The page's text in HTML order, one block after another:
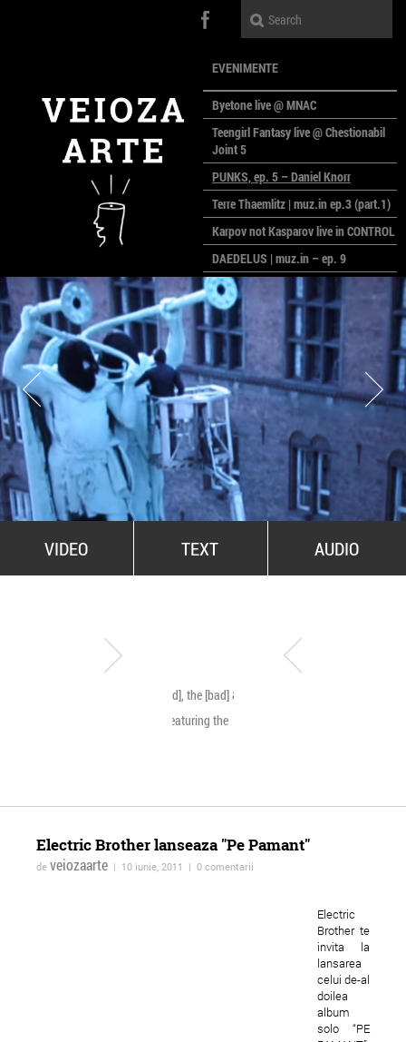
EVENIMENTE
Byetone live @ MNAC
Teengirl Fantasy live @ Chestionabil
Joint 5
PUNKS, ep. 5 – Daniel Knorr
Terre Thaemlitz | muz.in ep.3 (part.1)
Karpov not Kasparov live in CONTROL
DAEDELUS | muz.in – ep. 9
LALELE, LALELE – prima premieră a
anului la MACAZ
CinePOLSKA – filme poloneze la
București
PEOPLE OF ROMANIA se lansează la
galeria Simeza
All Stars For Outernational
VIDEO TEXT AUDIO
The [good], the [bad] & the
[ugly]… featuring the
Vernisajul expoziției
colective Bucureşti
Optimixed la Imbold,
Electric Brother lanseaza "Pe Pamant"
de veiozaarte | 10 iunie, 2011 | 0 comentarii
Electric
Brother te
invita la
lansarea
celui de-al
doilea
album
solo “PE